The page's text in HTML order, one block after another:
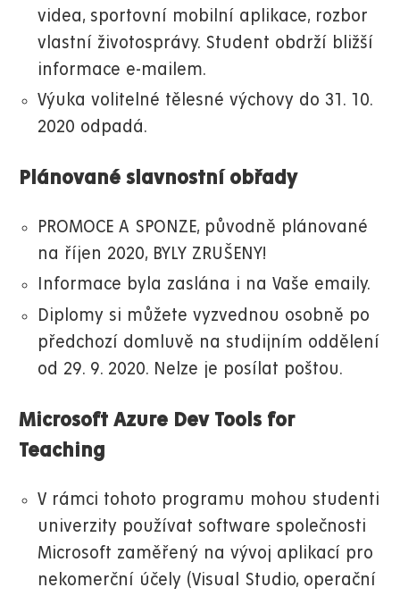
videa, sportovní mobilní aplikace, rozbor
vlastní životosprávy. Student obdrží bližší
informace e-mailem.
Výuka volitelné tělesné výchovy do 31. 10.
2020 odpadá.
Plánované slavnostní obřady
PROMOCE A SPONZE, původně plánované
na říjen 2020, BYLY ZRUŠENY!
Informace byla zaslána i na Vaše emaily.
Diplomy si můžete vyzvednou osobně po
předchozí domluvě na studijním oddělení
od 29. 9. 2020. Nelze je posílat poštou.
Microsoft Azure Dev Tools for
Teaching
V rámci tohoto programu mohou studenti
univerzity používat software společnosti
Microsoft zaměřený na vývoj aplikací pro
nekomerční účely (Visual Studio, operační